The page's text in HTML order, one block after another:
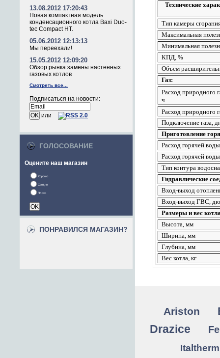
13.08.2012 17:20:43
Новая компактная модель
конденсационного котла Baxi Duo-
tec Compact HT.
05.06.2012 12:13:13
Мы переехали!
15.05.2012 12:09:20
Обзор рынка замены настенных
газовых котлов
Смотреть все...
Подписаться на новости:
или
ГОЛОСОВАНИЕ
Оцените наш магазин
Хорошо
Средне
Плохо
ПОНРАВИЛСЯ МАГАЗИН?
Технические
Тип камеры
Максимальная
Минимальная
КПД, %
Объем
Газ:
Расход природного
ч
Расход природного
Подключение газа,
Приготовление
Расход горячей
Расход горячей
Тип контура
Гидравлические
Вход-выход
Вход-выход ГВС,
Размеры и вес
Высота, мм
Ширина, мм
Глубина, мм
Вес котла, кг
Ariston
Drazice
Italtherm